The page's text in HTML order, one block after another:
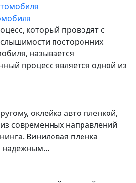
который проводят с
посторонних
называется
процесс является одной из
оклейка авто пленкой,
современных направлений
Виниловая пленка
надежным…